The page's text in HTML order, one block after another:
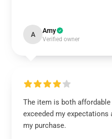
A Amy
Verified owner
The item is both affordable
exceeded my expectations
my purchase.